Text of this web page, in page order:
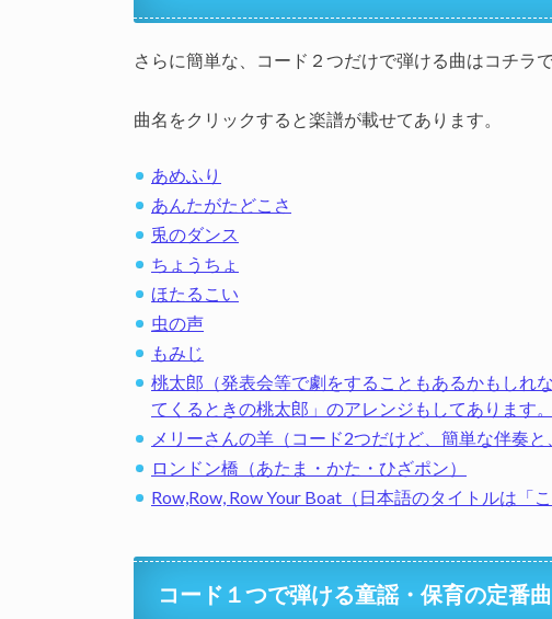
さらに簡単な、コード２つだけで弾ける曲はコチラで
曲名をクリックすると楽譜が載せてあります。
あめふり
あんたがたどこさ
兎のダンス
ちょうちょ
ほたるこい
虫の声
もみじ
桃太郎（発表会等で劇をすることもあるかもしれ
てくるときの桃太郎」のアレンジもしてあります
メリーさんの羊（コード2つだけど、簡単な伴奏
ロンドン橋（あたま・かた・ひざポン）
Row,Row, Row Your Boat（日本語のタイトルは「
コード１つで弾ける童謡・保育の定番